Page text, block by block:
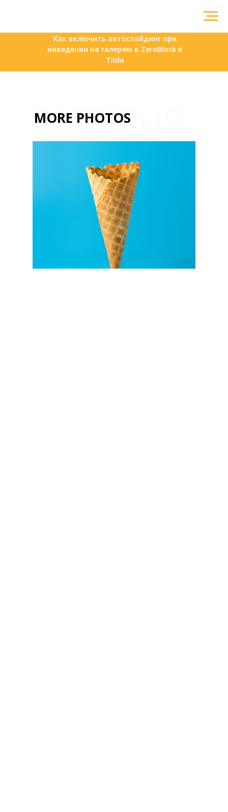
Как включить автослайдинг при
наведении на галерею в ZeroBlock в
Tilda
PORTFOLIO
MORE PHOTOS